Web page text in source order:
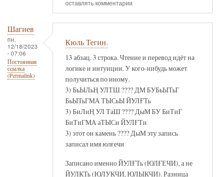
оставлять комментарии
Шагиев
пн,
12/18/2023
- 07:06
Постоянная
ссылка
(Permalink)
Кюль Тегин.
13 абзац. 3 строка. Чтение и перевод идёт на
логике и интуиции. У кого-нибудь может
получиться по иному.
3) БьЫЛьҢ УЛТШ ???? ДМ БУБьЫТьГ
БьЫТьГМА ТЫСьЫ ЙУЛҒТь
3) БиЛиҢ УЛ ТаШ ???? ДыМ БУ БиТиГ
БиТиГМА аТЫСи ЙУЛҒТи
3) этот он камень ???? ДыМ эту запись
записал имя юлғечи
Записано именно ЙУЛҒТь (ЮЛҒЕЧИ), а не
ЙУЛКТь (ЮЛУКЧИ, ЮЛЫКЧИ). Разница